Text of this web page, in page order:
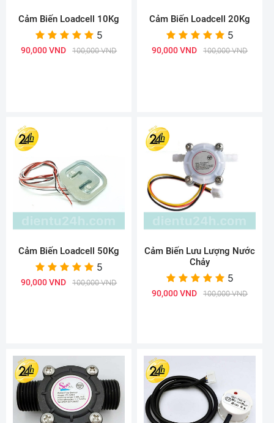
Cảm Biến Loadcell 10Kg
5
90,000 VND 100,000 VND
Cảm Biến Loadcell 20Kg
5
90,000 VND 100,000 VND
Cảm Biến Loadcell 50Kg
5
90,000 VND 100,000 VND
Cảm Biến Lưu Lượng Nước
Chảy
5
90,000 VND 100,000 VND